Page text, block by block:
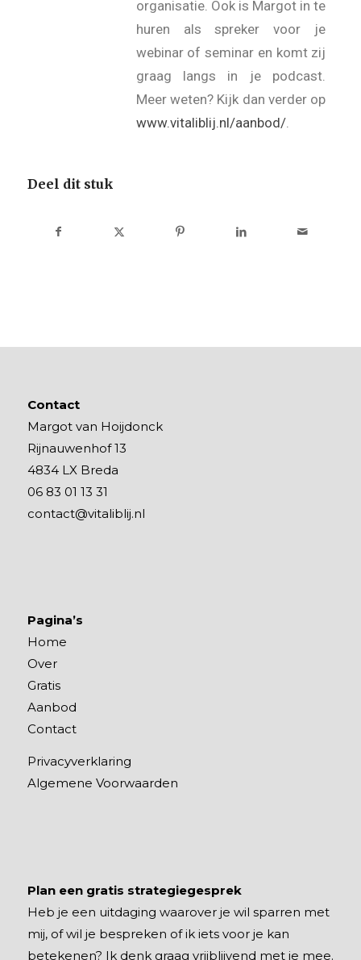
organisatie. Ook is Margot in te
huren als spreker voor je
webinar of seminar en komt zij
graag langs in je podcast.
Meer weten? Kijk dan verder op
www.vitaliblij.nl/aanbod/.
Deel dit stuk
Contact
Margot van Hoijdonck
Rijnauwenhof 13
4834 LX Breda
06 83 01 13 31
contact@vitaliblij.nl
Pagina’s
Home
Over
Gratis
Aanbod
Contact
Privacyverklaring
Algemene Voorwaarden
Plan een gratis strategiegesprek
Heb je een uitdaging waarover je wil sparren met
mij, of wil je bespreken of ik iets voor je kan
betekenen? Ik denk graag vrijblijvend met je mee.